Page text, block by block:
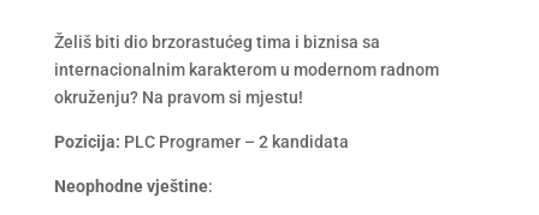
Želiš biti dio brzorastućeg tima i biznisa sa
internacionalnim karakterom u modernom radnom
okruženju? Na pravom si mjestu!
Pozicija: PLC Programer – 2 kandidata
Neophodne vještine: